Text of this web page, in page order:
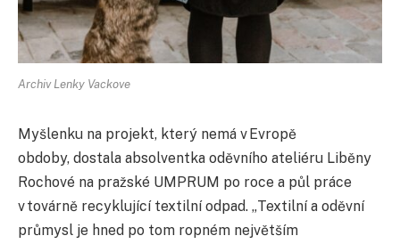
Archiv Lenky Vackove
Myšlenku na projekt, který nemá v Evropě
obdoby, dostala absolventka oděvního ateliéru Liběny
Rochové na pražské UMPRUM po roce a půl práce
v továrně recyklující textilní odpad. „Textilní a oděvní
průmysl je hned po tom ropném největším